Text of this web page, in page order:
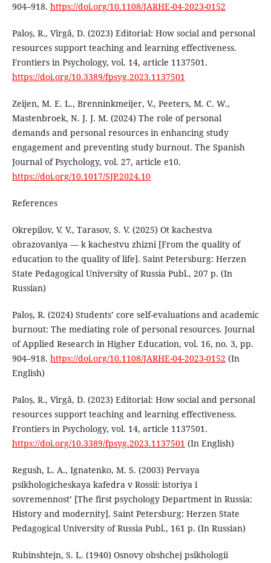
904–918. https://doi.org/10.1108/JARHE-04-2023-0152
Paloș, R., Vîrgă, D. (2023) Editorial: How social and personal
resources support teaching and learning effectiveness.
Frontiers in Psychology, vol. 14, article 1137501.
https://doi.org/10.3389/fpsyg.2023.1137501
Zeijen, M. E. L., Brenninkmeijer, V., Peeters, M. C. W.,
Mastenbroek, N. J. J. M. (2024) The role of personal
demands and personal resources in enhancing study
engagement and preventing study burnout. The Spanish
Journal of Psychology, vol. 27, article e10.
https://doi.org/10.1017/SJP.2024.10
References
Okrepilov, V. V., Tarasov, S. V. (2025) Ot kachestva
obrazovaniya — k kachestvu zhizni [From the quality of
education to the quality of life]. Saint Petersburg: Herzen
State Pedagogical University of Russia Publ., 207 p. (In
Russian)
Paloș, R. (2024) Students’ core self-evaluations and academic
burnout: The mediating role of personal resources. Journal
of Applied Research in Higher Education, vol. 16, no. 3, pp.
904–918. https://doi.org/10.1108/JARHE-04-2023-0152 (In
English)
Paloș, R., Vîrgă, D. (2023) Editorial: How social and personal
resources support teaching and learning effectiveness.
Frontiers in Psychology, vol. 14, article 1137501.
https://doi.org/10.3389/fpsyg.2023.1137501 (In English)
Regush, L. A., Ignatenko, M. S. (2003) Pervaya
psikhologicheskaya kafedra v Rossii: istoriya i
sovremennost’ [The first psychology Department in Russia:
History and modernity]. Saint Petersburg: Herzen State
Pedagogical University of Russia Publ., 161 p. (In Russian)
Rubinshtejn, S. L. (1940) Osnovy obshchej psikhologii